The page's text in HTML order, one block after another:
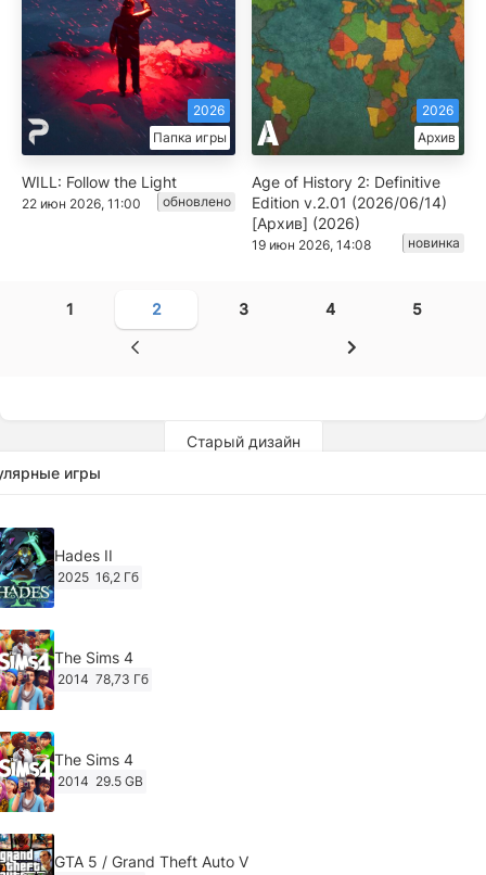
Папка игры
2026
WILL: Follow the Light
22 июн 2026, 11:00 обновлено
Архив
2026
Age of History 2: Definitive
Edition v.2.01 (2026/06/14)
[Архив] (2026)
19 июн 2026, 14:08 новинка
1 2 3 4 5
Старый дизайн
игры
Hades II
2025 16,2 Гб
The Sims 4
2014 78,73 Гб
The Sims 4
2014 29.5 GB
GTA 5 / Grand Theft Auto V